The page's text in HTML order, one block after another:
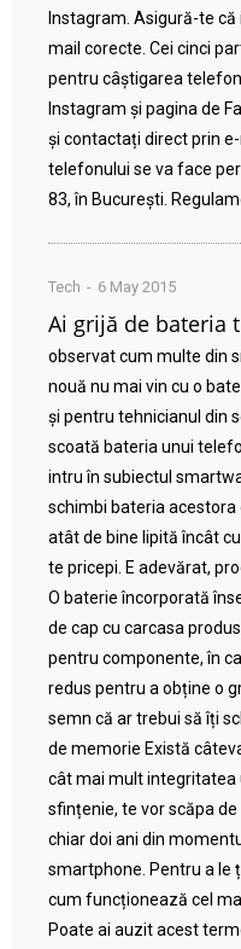
Instagram. Asigură-te
mail corecte. Cei cinci
pentru câștigarea
Instagram și pagina de
și contactați direct prin
telefonului se va face
83, în București.
Tech 6 May 2015
Ai grijă de bateria
observat cum multe din
nouă nu mai vin cu o
și pentru tehnicianul din
scoată bateria unui
intru în subiectul
schimbi bateria acestora
atât de bine lipită încât
te pricepi. E adevărat,
O baterie încorporată
de cap cu carcasa
pentru componente, în
redus pentru a obține o
semn că ar trebui să îți
de memorie Există
cât mai mult integritatea
sfințenie, te vor scăpa
chiar doi ani din
smartphone. Pentru a le
cum funcționează cel
Poate ai auzit acest